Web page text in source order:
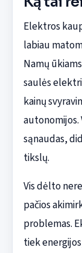
Elektros
labiau
Namų
saulės
kainų
sąnaudas,
tikslų.
Vis dėlto
pačios
problemas.
tiek